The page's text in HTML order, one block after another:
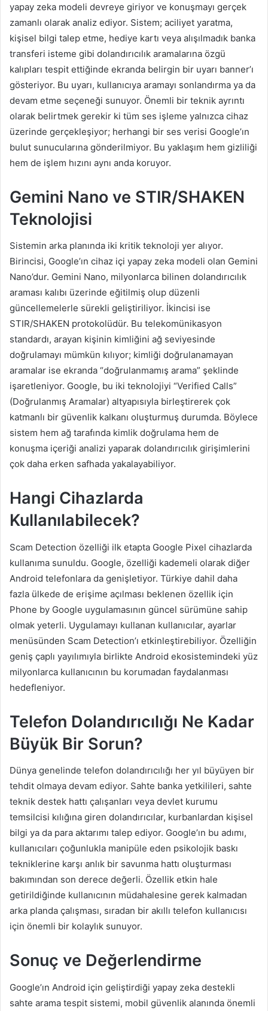
yapay zeka modeli devreye giriyor ve konuşmayı gerçek
zamanlı olarak analiz ediyor. Sistem; aciliyet yaratma,
kişisel bilgi talep etme, hediye kartı veya alışılmadık banka
transferi isteme gibi dolandırıcılık aramalarına özgü
kalıpları tespit ettiğinde ekranda belirgin bir uyarı banner’ı
gösteriyor. Bu uyarı, kullanıcıya aramayı sonlandırma ya da
devam etme seçeneği sunuyor. Önemli bir teknik ayrıntı
olarak belirtmek gerekir ki tüm ses işleme yalnızca cihaz
üzerinde gerçekleşiyor; herhangi bir ses verisi Google’ın
bulut sunucularına gönderilmiyor. Bu yaklaşım hem gizliliği
hem de işlem hızını aynı anda koruyor.
Gemini Nano ve STIR/SHAKEN
Teknolojisi
Sistemin arka planında iki kritik teknoloji yer alıyor.
Birincisi, Google’ın cihaz içi yapay zeka modeli olan Gemini
Nano’dur. Gemini Nano, milyonlarca bilinen dolandırıcılık
araması kalıbı üzerinde eğitilmiş olup düzenli
güncellemelerle sürekli geliştiriliyor. İkincisi ise
STIR/SHAKEN protokolüdür. Bu telekomünikasyon
standardı, arayan kişinin kimliğini ağ seviyesinde
doğrulamayı mümkün kılıyor; kimliği doğrulanamayan
aramalar ise ekranda “doğrulanmamış arama” şeklinde
işaretleniyor. Google, bu iki teknolojiyi “Verified Calls”
(Doğrulanmış Aramalar) altyapısıyla birleştirerek çok
katmanlı bir güvenlik kalkanı oluşturmuş durumda. Böylece
sistem hem ağ tarafında kimlik doğrulama hem de
konuşma içeriği analizi yaparak dolandırıcılık girişimlerini
çok daha erken safhada yakalayabiliyor.
Hangi Cihazlarda
Kullanılabilecek?
Scam Detection özelliği ilk etapta Google Pixel cihazlarda
kullanıma sunuldu. Google, özelliği kademeli olarak diğer
Android telefonlara da genişletiyor. Türkiye dahil daha
fazla ülkede de erişime açılması beklenen özellik için
Phone by Google uygulamasının güncel sürümüne sahip
olmak yeterli. Uygulamayı kullanan kullanıcılar, ayarlar
menüsünden Scam Detection’ı etkinleştirebiliyor. Özelliğin
geniş çaplı yayılımıyla birlikte Android ekosistemindeki yüz
milyonlarca kullanıcının bu korumadan faydalanması
hedefleniyor.
Telefon Dolandırıcılığı Ne Kadar
Büyük Bir Sorun?
Dünya genelinde telefon dolandırıcılığı her yıl büyüyen bir
tehdit olmaya devam ediyor. Sahte banka yetkilileri, sahte
teknik destek hattı çalışanları veya devlet kurumu
temsilcisi kılığına giren dolandırıcılar, kurbanlardan kişisel
bilgi ya da para aktarımı talep ediyor. Google’ın bu adımı,
kullanıcıları çoğunlukla manipüle eden psikolojik baskı
tekniklerine karşı anlık bir savunma hattı oluşturması
bakımından son derece değerli. Özellik etkin hale
getirildiğinde kullanıcının müdahalesine gerek kalmadan
arka planda çalışması, sıradan bir akıllı telefon kullanıcısı
için önemli bir kolaylık sunuyor.
Sonuç ve Değerlendirme
Google’ın Android için geliştirdiği yapay zeka destekli
sahte arama tespit sistemi, mobil güvenlik alanında önemli